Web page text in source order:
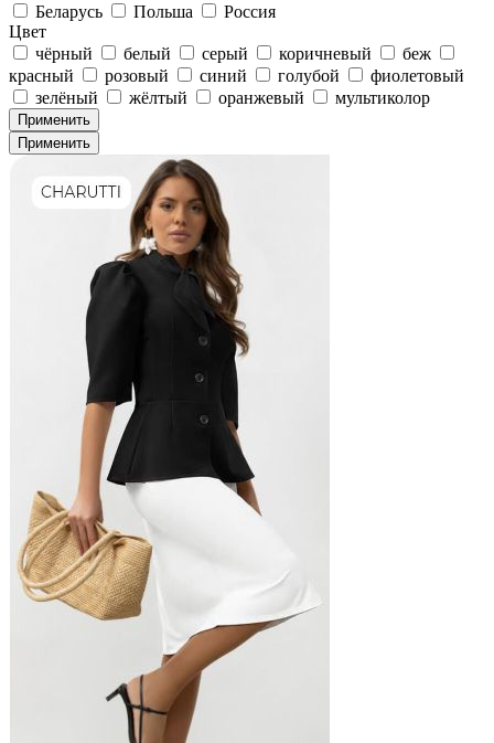
Беларусь
Польша
Россия
Цвет
чёрный
белый серый коричневый
беж
красный
розовый синий голубой
фиолетовый
зелёный
жёлтый оранжевый мультиколор